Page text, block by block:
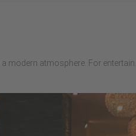
modern atmosphere. For entertain...